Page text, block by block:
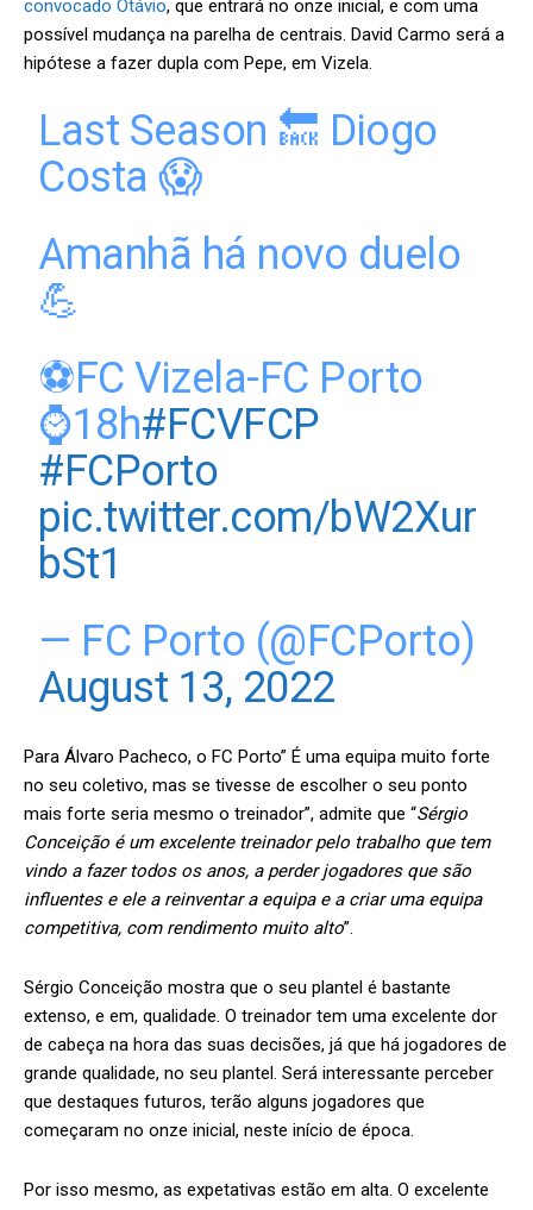
convocado Otávio, que entrará no onze inicial, e com uma
possível mudança na parelha de centrais. David Carmo será a
hipótese a fazer dupla com Pepe, em Vizela.
Last Season 🔙 Diogo
Costa 😱
Amanhã há novo duelo
💪
⚽FC Vizela-FC Porto
⌚18h#FCVFCP
#FCPorto
pic.twitter.com/bW2Xur
bSt1
— FC Porto (@FCPorto)
August 13, 2022
Para Álvaro Pacheco, o FC Porto” É uma equipa muito forte
no seu coletivo, mas se tivesse de escolher o seu ponto
mais forte seria mesmo o treinador”, admite que “Sérgio
Conceição é um excelente treinador pelo trabalho que tem
vindo a fazer todos os anos, a perder jogadores que são
influentes e ele a reinventar a equipa e a criar uma equipa
competitiva, com rendimento muito alto”.
Sérgio Conceição mostra que o seu plantel é bastante
extenso, e em, qualidade. O treinador tem uma excelente dor
de cabeça na hora das suas decisões, já que há jogadores de
grande qualidade, no seu plantel. Será interessante perceber
que destaques futuros, terão alguns jogadores que
começaram no onze inicial, neste início de época.
Por isso mesmo, as expetativas estão em alta. O excelente